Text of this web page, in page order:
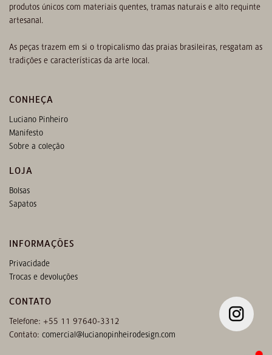
produtos únicos com materiais quentes, tramas naturais e alto requinte
artesanal.
As peças trazem em si o tropicalismo das praias brasileiras, resgatam as
tradições e características da arte local.
CONHEÇA
Luciano Pinheiro
Manifesto
Sobre a coleção
LOJA
Bolsas
Sapatos
INFORMAÇÕES
Privacidade
Trocas e devoluções
CONTATO
Telefone: +55 11 97640-3312
Contato: comercial@lucianopinheirodesign.com